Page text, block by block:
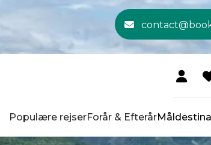
Populære rejserForår & Efterår